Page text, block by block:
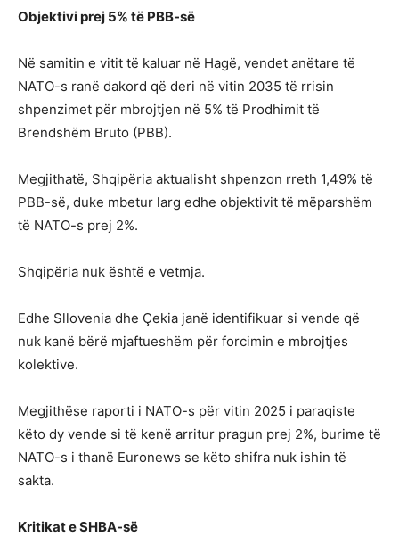
Objektivi prej 5% të PBB-së
Në samitin e vitit të kaluar në Hagë, vendet anëtare të
NATO-s ranë dakord që deri në vitin 2035 të rrisin
shpenzimet për mbrojtjen në 5% të Prodhimit të
Brendshëm Bruto (PBB).
Megjithatë, Shqipëria aktualisht shpenzon rreth 1,49% të
PBB-së, duke mbetur larg edhe objektivit të mëparshëm
të NATO-s prej 2%.
Shqipëria nuk është e vetmja.
Edhe Sllovenia dhe Çekia janë identifikuar si vende që
nuk kanë bërë mjaftueshëm për forcimin e mbrojtjes
kolektive.
Megjithëse raporti i NATO-s për vitin 2025 i paraqiste
këto dy vende si të kenë arritur pragun prej 2%, burime të
NATO-s i thanë Euronews se këto shifra nuk ishin të
sakta.
Kritikat e SHBA-së